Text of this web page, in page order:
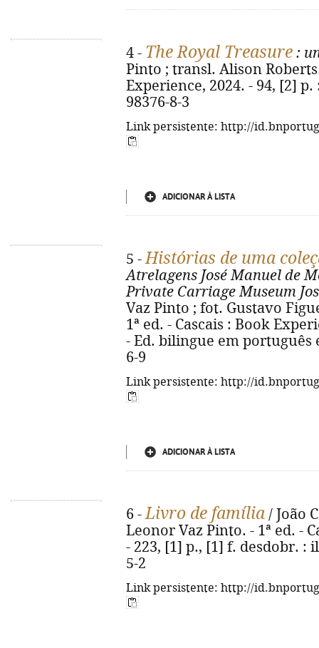
4 - The Royal Treasure :
Pinto ; transl. Alison
Experience, 2024. - 94, [2] p.
98376-8-3
Link persistente: http://
ADICIONAR À LISTA
5 -Histórias de uma
Atrelagens José Manuel de
Private Carriage Museum
Vaz Pinto ; fot. Gustavo
1ª ed. - Cascais : Book
- Ed. bilingue em português
6-9
Link persistente: http://
ADICIONAR À LISTA
6 -Livro de família / João
Leonor Vaz Pinto. - 1ª ed. -
- 223, [1] p., [1] f. desdobr. :
5-2
Link persistente: http://